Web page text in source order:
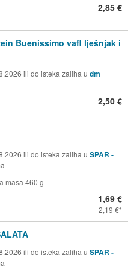
2,85 €
Buenissimo vafl lješnjak i
ili do isteka zaliha u dm
2,50 €
ili do isteka zaliha u SPAR -
masa 460 g
1,69 €
2,19 €
ili do isteka zaliha u SPAR -